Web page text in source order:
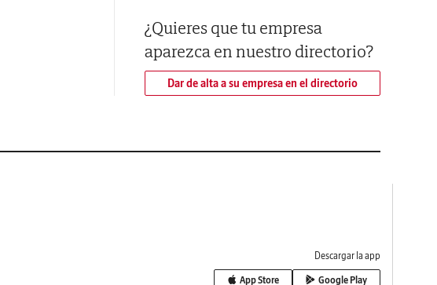
¿Quieres que tu empresa
aparezca en nuestro directorio?
Dar de alta a su empresa en el directorio
Descargar la app
App Store Google Play